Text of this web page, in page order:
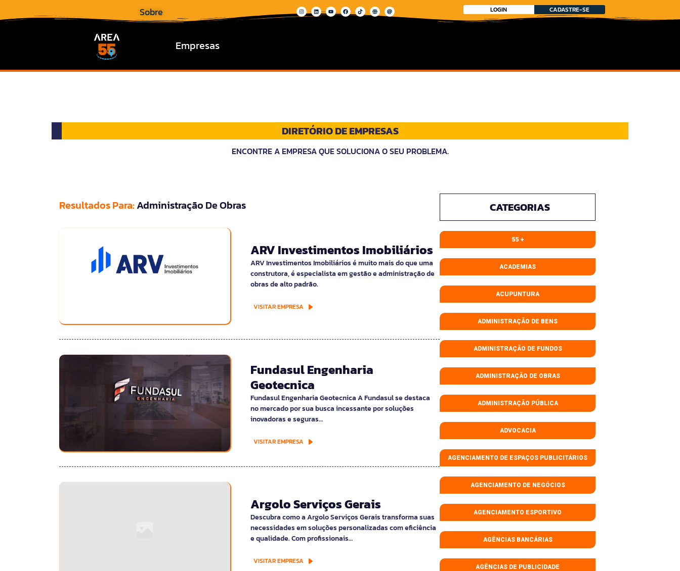
Sobre LOGIN CADASTRE-SE
Empresas
DIRETÓRIO DE EMPRESAS
ENCONTRE A EMPRESA QUE SOLUCIONA O SEU PROBLEMA.
Resultados Para: Administração De Obras
ARV Investimentos Imobiliários
ARV Investimentos Imobiliários é muito mais do que uma
construtora, é especialista em gestão e administração de
obras de alto padrão.
VISITAR EMPRESA
Fundasul Engenharia
Geotecnica
Fundasul Engenharia Geotecnica A Fundasul se destaca
no mercado por sua busca incessante por soluções
inovadoras e seguras…
VISITAR EMPRESA
Argolo Serviços Gerais
Descubra como a Argolo Serviços Gerais transforma suas
necessidades em soluções personalizadas com eficiência
e qualidade. Com profissionais…
VISITAR EMPRESA
CATEGORIAS
55 +
ACADEMIAS
ACUPUNTURA
ADMINISTRAÇÃO DE BENS
ADMINISTRAÇÃO DE FUNDOS
ADMINISTRAÇÃO DE OBRAS
ADMINISTRAÇÃO PÚBLICA
ADVOCACIA
AGENCIAMENTO DE ESPAÇOS PUBLICITÁRIOS
AGENCIAMENTO DE NEGÓCIOS
AGENCIAMENTO ESPORTIVO
AGÊNCIAS BANCÁRIAS
AGÊNCIAS DE PUBLICIDADE